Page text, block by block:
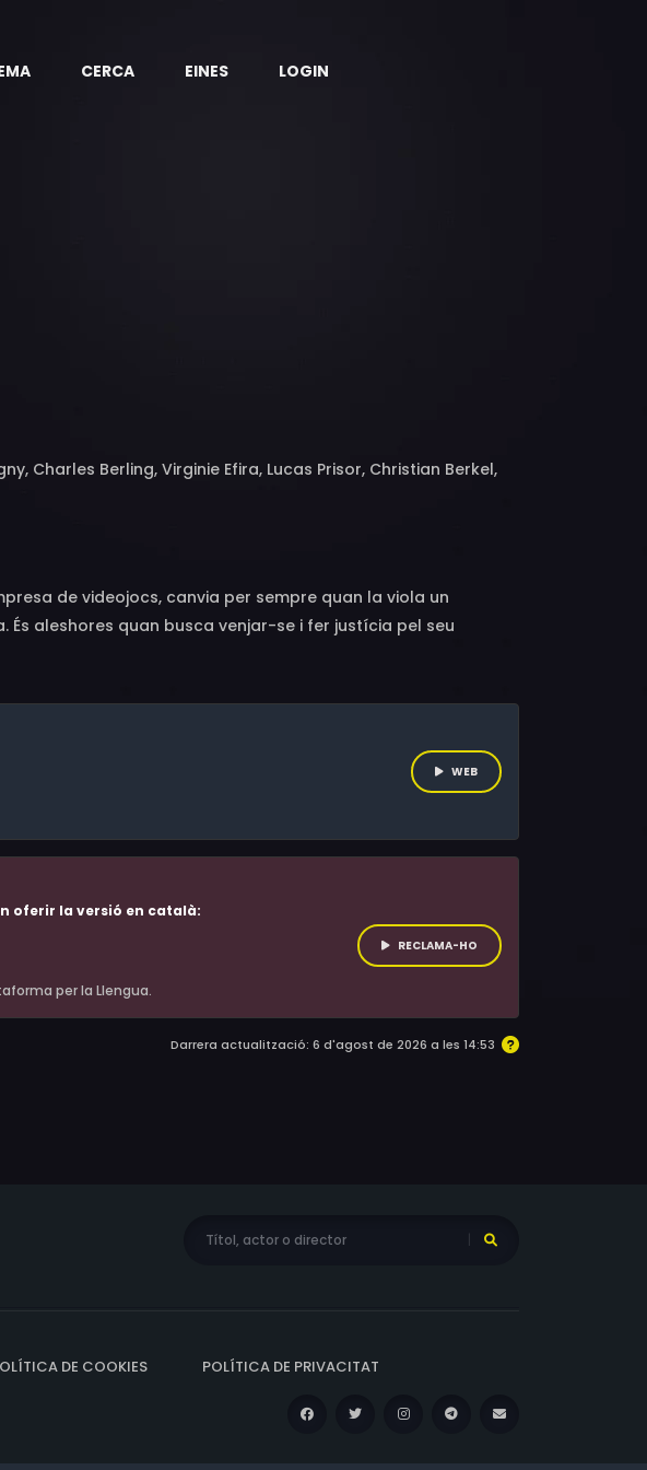
CERCA EINES LOGIN
Charles Berling, Virginie Efira, Lucas Prisor, Christian Berkel,
Pons, Alice Isaaz, Anne Loiret, Arthur Mazet, Nicolas
Stéphane Bak, David Léotard, Loïc Legendre, Jean-
Raphaël Kahn, Jina Djemba, Nicolas Ullmann, Florent
Yves Freyburger, François Nambot
de videojocs, canvia per sempre quan la viola un
aleshores quan busca venjar-se i fer justícia pel seu
WEB
oferir la versió en català:
per la Llengua.
RECLAMA-HO
Darrera actualització: 6 d'agost de 2026 a les 14:53
DE COOKIES POLÍTICA DE PRIVACITAT